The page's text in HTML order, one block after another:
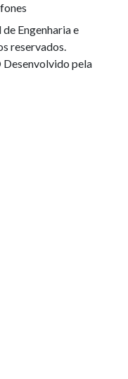
Engenharia e
reservados.
pela